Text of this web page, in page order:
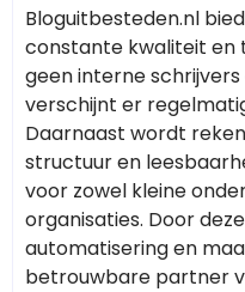
Bloguitbesteden.nl
constante kwaliteit en
geen interne
verschijnt er
Daarnaast wordt
structuur en
voor zowel kleine
organisaties. Door
automatisering en
betrouwbare partner